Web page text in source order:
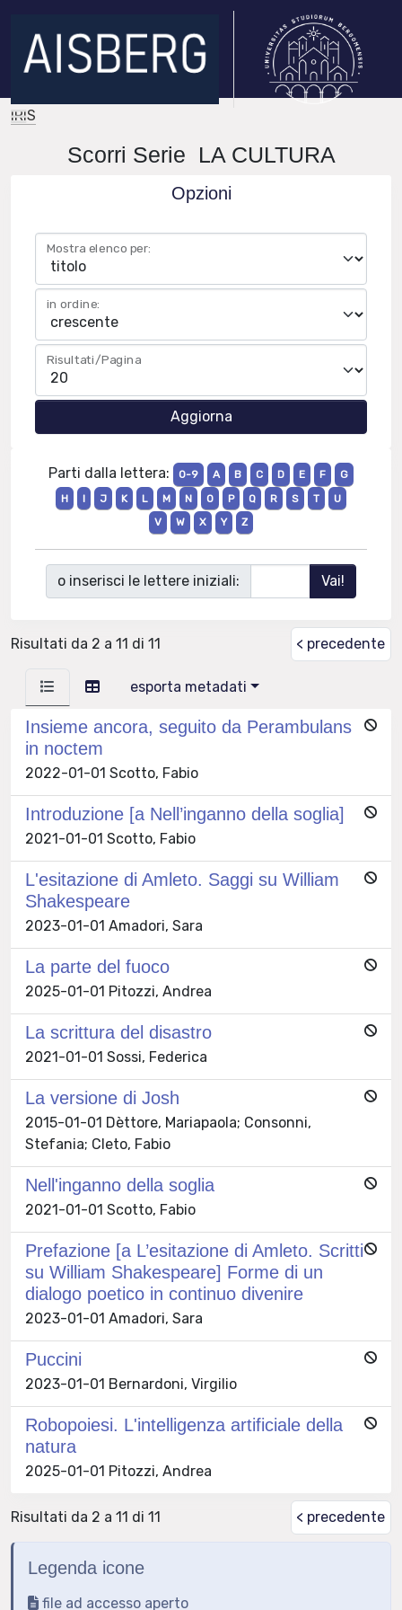
IRIS
Scorri Serie LA CULTURA
Opzioni
Mostra elenco per:
in ordine:
Risultati/Pagina
Parti dalla lettera: 0-9 A B C D E F
G
H
I J K L M N O P Q R S T
U
V
W X Y Z
o inserisci le lettere iniziali:
Risultati da 2 a 11 di 11 < precedente
esporta metadati
Insieme ancora, seguito da Perambulans
in noctem
2022-01-01 Scotto, Fabio
Introduzione [a Nell’inganno della soglia]
2021-01-01 Scotto, Fabio
L'esitazione di Amleto. Saggi su William
Shakespeare
2023-01-01 Amadori, Sara
La parte del fuoco
2025-01-01 Pitozzi, Andrea
La scrittura del disastro
2021-01-01 Sossi, Federica
La versione di Josh
2015-01-01 Dèttore, Mariapaola; Consonni,
Stefania; Cleto, Fabio
Nell'inganno della soglia
2021-01-01 Scotto, Fabio
Prefazione [a L’esitazione di Amleto. Scritti
su William Shakespeare] Forme di un
dialogo poetico in continuo divenire
2023-01-01 Amadori, Sara
Puccini
2023-01-01 Bernardoni, Virgilio
Robopoiesi. L'intelligenza artificiale della
natura
2025-01-01 Pitozzi, Andrea
Risultati da 2 a 11 di 11 < precedente
Legenda icone
file ad accesso aperto